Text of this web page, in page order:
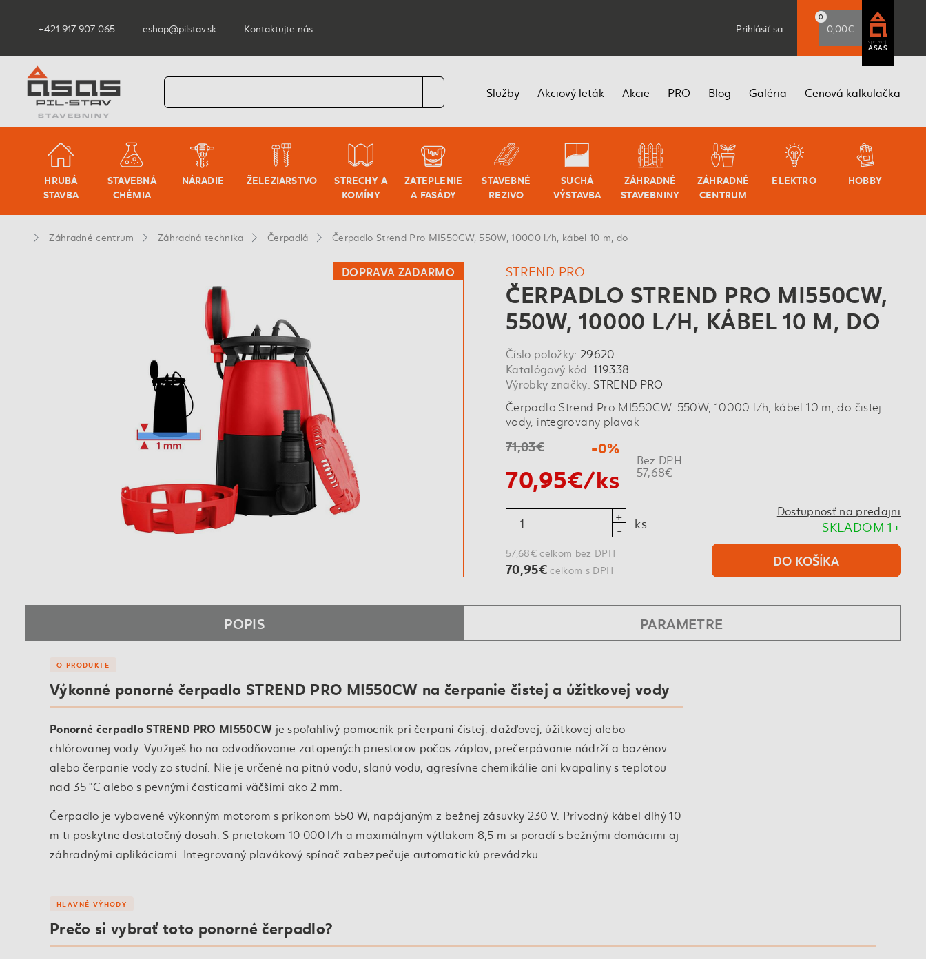
+421 917 907 065 eshop@pilstav.sk Kontaktujte nás Prihlásiť sa
0
0,00€
spoznaj
ASAS
Služby Akciový leták Akcie PRO Blog Galéria Cenová kalkulačka
HRUBÁ
STAVBA
STAVEBNÁ
CHÉMIA
NÁRADIE ŽELEZIARSTVO
STRECHY A
KOMÍNY
ZATEPLENIE
A FASÁDY
STAVEBNÉ
REZIVO
SUCHÁ
VÝSTAVBA
ZÁHRADNÉ
STAVEBNINY
ZÁHRADNÉ
CENTRUM
ELEKTRO HOBBY
Záhradné centrum Záhradná technika Čerpadlá Čerpadlo Strend Pro MI550CW, 550W, 10000 l/h, kábel 10 m, do
DOPRAVA ZADARMO STREND PRO
ČERPADLO STREND PRO MI550CW,
550W, 10000 L/H, KÁBEL 10 M, DO
Číslo položky: 29620
Katalógový kód:119338
Výrobky značky: STREND PRO
Čerpadlo Strend Pro MI550CW, 550W, 10000 l/h, kábel 10 m, do čistej
vody, integrovany plavak
71,03€ -0%
70,95€/ks
Bez DPH:
57,68€
ks
57,68€ celkom bez DPH
70,95€celkom s DPH
Dostupnosť na predajni
SKLADOM 1+
DO KOŠÍKA
POPIS PARAMETRE
O PRODUKTE
Výkonné ponorné čerpadlo STREND PRO MI550CW na čerpanie čistej a úžitkovej vody
Ponorné čerpadlo STREND PRO MI550CW je spoľahlivý pomocník pri čerpaní čistej, dažďovej, úžitkovej alebo
chlórovanej vody. Využiješ ho na odvodňovanie zatopených priestorov počas záplav, prečerpávanie nádrží a bazénov
alebo čerpanie vody zo studní. Nie je určené na pitnú vodu, slanú vodu, agresívne chemikálie ani kvapaliny s teplotou
nad 35 °C alebo s pevnými časticami väčšími ako 2 mm.
Čerpadlo je vybavené výkonným motorom s príkonom 550 W, napájaným z bežnej zásuvky 230 V. Prívodný kábel dlhý 10
m ti poskytne dostatočný dosah. S prietokom 10 000 l/h a maximálnym výtlakom 8,5 m si poradí s bežnými domácimi aj
záhradnými aplikáciami. Integrovaný plavákový spínač zabezpečuje automatickú prevádzku.
HLAVNÉ VÝHODY
Prečo si vybrať toto ponorné čerpadlo?